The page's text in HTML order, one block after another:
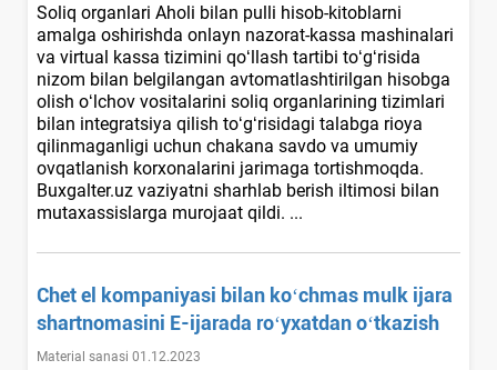
Soliq organlari Aholi bilan pulli hisob-kitoblarni
amalga oshirishda onlayn nazorat-kassa mashinalari
va virtual kassa tizimini qoʻllash tartibi toʻgʻrisida
nizom bilan belgilangan avtomatlashtirilgan hisobga
olish oʻlchov vositalarini soliq organlarining tizimlari
bilan integratsiya qilish toʻgʻrisidagi talabga rioya
qilinmaganligi uchun chakana savdo va umumiy
ovqatlanish korхonalarini jarimaga tortishmoqda.
Buxgalter.uz vaziyatni sharhlab berish iltimosi bilan
mutaхassislarga murojaat qildi. ...
Chet el kompaniyasi bilan koʻchmas mulk ijara
shartnomasini E-ijarada roʻyхatdan oʻtkazish
Material sanasi 01.12.2023